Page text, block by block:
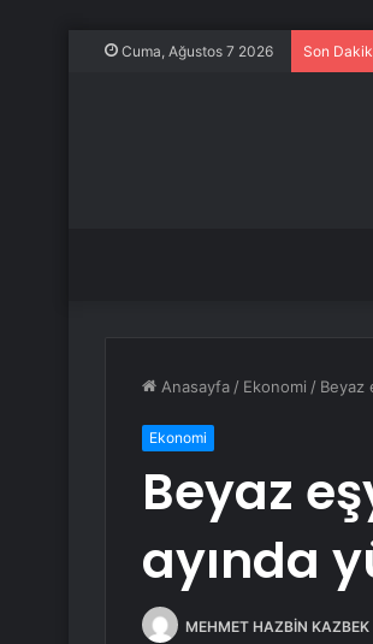
Cuma, Ağustos 7 2026 Son
Anasayfa / Ekonomi / Beyaz
Ekonomi
Beyaz
ayında
MEHMET HAZBİN KAZBEK